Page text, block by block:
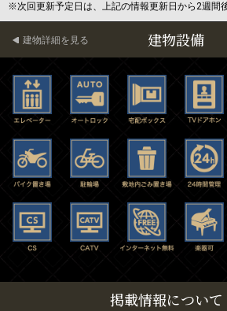
※次回更新予定日は、上記の情報更新日から2週間
建物設備
建物詳細を見る
掲載情報について